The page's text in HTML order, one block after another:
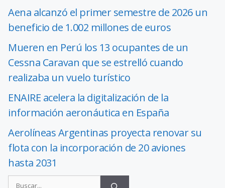
Aena alcanzó el primer semestre de 2026 un
beneficio de 1.002 millones de euros
Mueren en Perú los 13 ocupantes de un
Cessna Caravan que se estrelló cuando
realizaba un vuelo turístico
ENAIRE acelera la digitalización de la
información aeronáutica en España
Aerolíneas Argentinas proyecta renovar su
flota con la incorporación de 20 aviones
hasta 2031